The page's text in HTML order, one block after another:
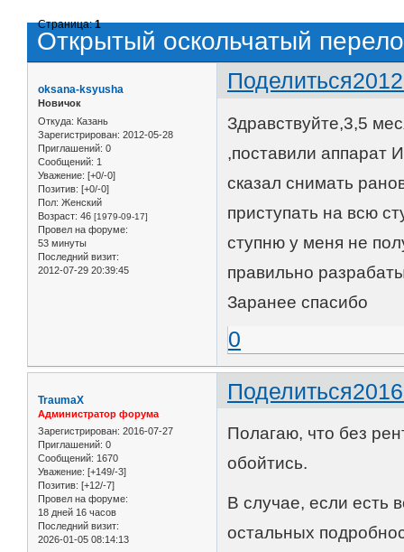
Открытый оскольчатый
Страница:1
Поделиться
oksana-ksyusha
Новичок
Откуда: Казань
Зарегистрирован: 2012-05-28
Приглашений: 0
Сообщений: 1
Уважение: [+0/-0]
Позитив: [+0/-0]
Пол: Женский
Возраст: 46 [1979-09-17]
Провел на форуме:
53 минуты
Последний визит:
2012-07-29 20:39:45
Здравствуйте,3,5
,поставили аппарат
сказал снимать
приступать на всю
ступню у меня не
правильно
Заранее спасибо
0
Поделиться
TraumaX
Администратор форума
Зарегистрирован: 2016-07-27
Приглашений: 0
Сообщений: 1670
Уважение: [+149/-3]
Позитив: [+12/-7]
Провел на форуме:
18 дней 16 часов
Последний визит:
2026-01-05 08:14:13
Полагаю, что без
обойтись.
В случае, если есть
остальных